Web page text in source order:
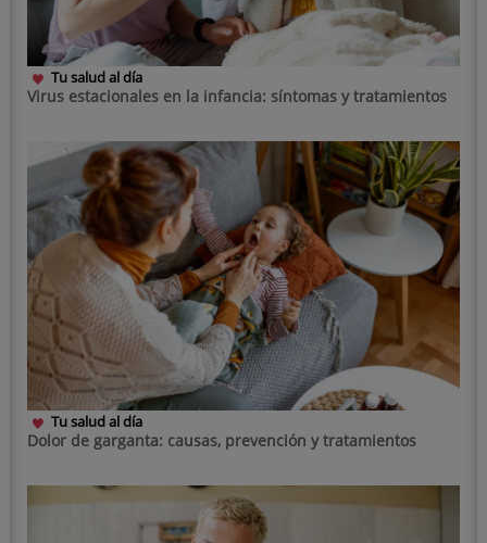
Tu salud al día
Virus estacionales en la infancia: síntomas y tratamientos
Tu salud al día
Dolor de garganta: causas, prevención y tratamientos